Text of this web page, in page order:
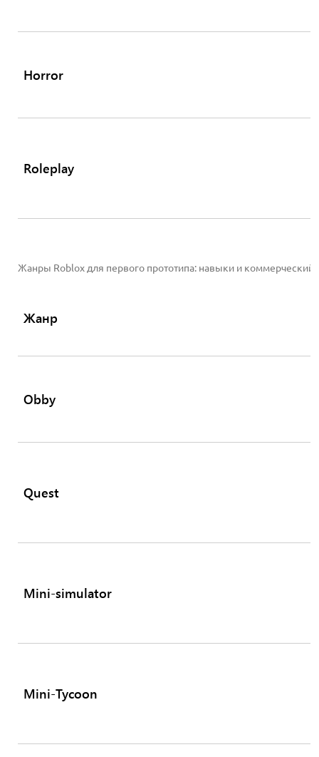
Horror
Roleplay
Жанры Roblox для первого прототипа: навыки и коммерческий
Жанр
Obby
Quest
Mini-simulator
Mini-Tycoon